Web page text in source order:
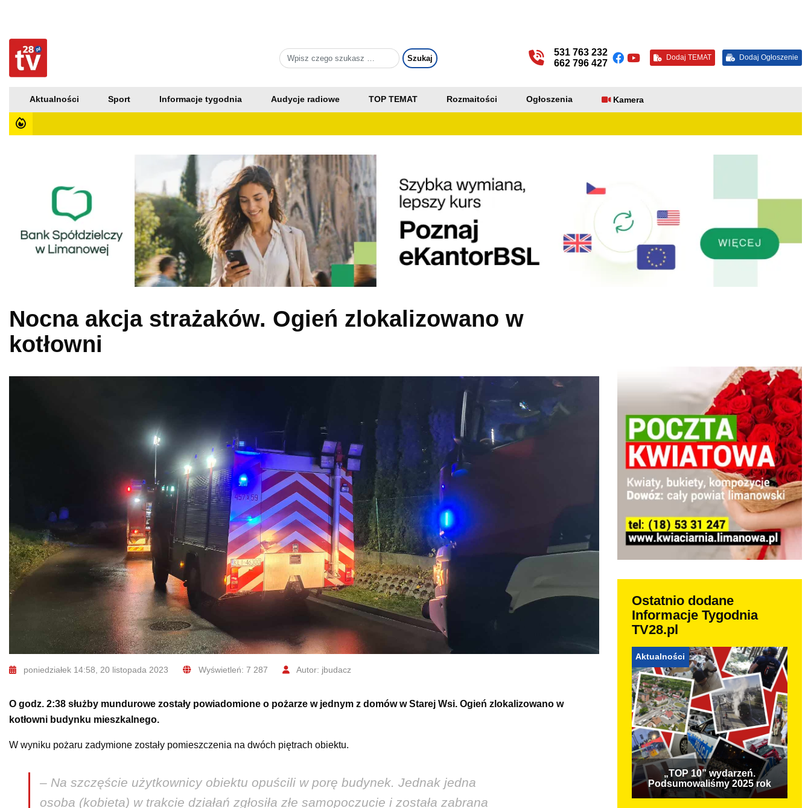
531 763 232
662 796 427
Dodaj TEMAT Dodaj Ogłoszenie
Aktualności Sport Informacje tygodnia Audycje radiowe TOP TEMAT Rozmaitości Ogłoszenia Kamera
Nocna akcja strażaków. Ogień zlokalizowano w
kotłowni
poniedziałek 14:58, 20 listopada 2023 Wyświetleń: 7 287 Autor: jbudacz
O godz. 2:38 służby mundurowe zostały powiadomione o pożarze w jednym z domów w Starej Wsi. Ogień zlokalizowano w
kotłowni budynku mieszkalnego.
W wyniku pożaru zadymione zostały pomieszczenia na dwóch piętrach obiektu.
– Na szczęście użytkownicy obiektu opuścili w porę budynek. Jednak jedna
osoba (kobieta) w trakcie działań zgłosiła złe samopoczucie i została zabrana
Ostatnio dodane
Informacje Tygodnia
TV28.pl
Aktualności
„TOP 10” wydarzeń.
Podsumowaliśmy 2025 rok